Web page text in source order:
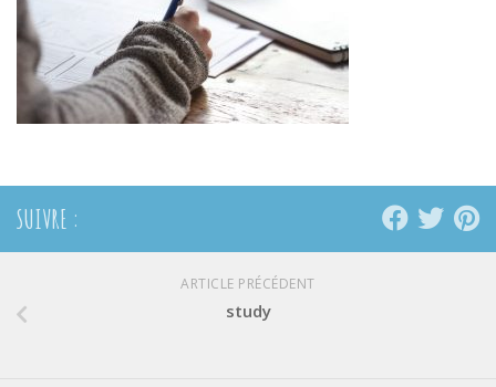
SUIVRE :
ARTICLE PRÉCÉDENT
study